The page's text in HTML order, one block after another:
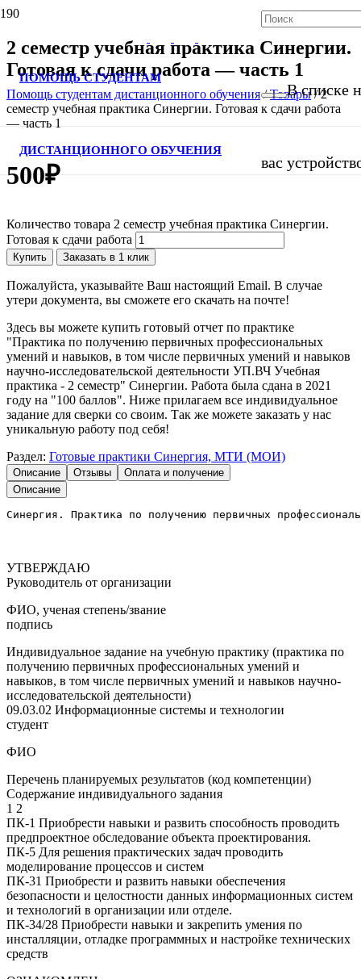
ПОМОЩЬ СТУДЕНТАМ
ДИСТАНЦИОННОГО ОБУЧЕНИЯ
В списке
вас
2 семестр учебная практика Синергии.
Готовая к сдачи работа — часть 1
Помощь студентам дистанционного обучения/Товары/2
семестр учебная практика Синергии. Готовая к сдачи работа
— часть 1
500₽
Количество товара 2 семестр учебная практика Синергии.
Готовая к сдачи работа
Купить Заказать в 1 клик
Пожалуйста, указывайте Ваш настоящий Email. В случае
утери документа, вы сможете его скачать на почте!
Здесь вы можете купить готовый отчет по практике
"Практика по получению первичных профессиональных
умений и навыков, в том числе первичных умений и навыков
научно-исследовательской деятельности УП.ВЧ Учебная
практика - 2 семестр" Синергии. Работа была сдана в 2021
году на "100 баллов". Ниже прилагаем все индивидуальное
задание для сверки со своим. Так же можете заказать у нас
уникальную работу под себя!
Раздел: Готовые практики Синергия, МТИ (МОИ)
Описание Отзывы
Оплата и получение
Описание
Синергия. Практика по получению первичных
УТВЕРЖДАЮ
Руководитель от организации
ФИО, ученая степень/звание
подпись
Индивидуальное задание на учебную практику (практика по
получению первичных профессиональных умений и
навыков, в том числе первичных умений и навыков научно-
исследовательской деятельности)
09.03.02 Информационные системы и технологии
студент
ФИО
Перечень планируемых результатов (код компетенции)
Содержание индивидуального задания
1 2
ПК-1 Приобрести навыки и развить способность проводить
предпроектное обследование объекта проектирования.
ПК-5 Для решения практических задач проводить
моделирование процессов и систем
ПК-31 Приобрести и развить навыки обеспечения
безопасности и целостности данных информационных систем
и технологий в организации или отделе.
ПК-34/28 Приобрести навыки и закрепить умения по
инсталляции, отладке программных и настройке технических
средств